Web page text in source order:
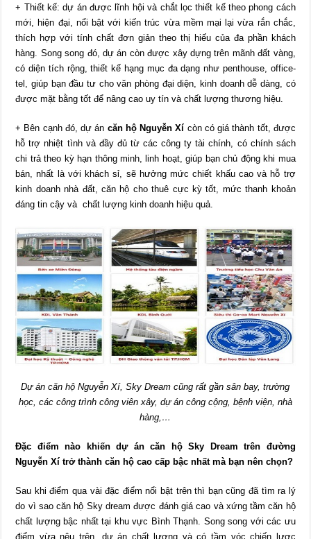
+ Thiết kế: dự án được lĩnh hội và chắt lọc thiết kế theo phong cách
mới, hiện đại, nổi bật với kiến trúc vừa mềm mại lại vừa rắn chắc,
thích hợp với tính chất đơn giản theo thị hiếu của đa phần khách
hàng. Song song đó, dự án còn được xây dựng trên mãnh đất vàng,
có diện tích rộng, thiết kế hạng mục đa dạng như penthouse, office-
tel, giúp bạn đầu tư cho văn phòng đại diện, kinh doanh dễ dàng, có
được mặt bằng tốt để nâng cao uy tín và chất lượng thương hiệu.
+ Bên cạnh đó, dự án căn hộ Nguyễn Xí còn có giá thành tốt, được
hỗ trợ nhiệt tình và đầy đủ từ các công ty tài chính, có chính sách
chi trả theo kỳ hạn thông minh, linh hoạt, giúp bạn chủ động khi mua
bán, nhất là với khách sỉ, sẽ hưởng mức chiết khấu cao và hỗ trợ
kinh doanh nhà đất, căn hộ cho thuê cực kỳ tốt, mức thanh khoản
đáng tin cậy và chất lượng kinh doanh hiệu quả.
Dự án căn hộ Nguyễn Xí, Sky Dream cũng rất gần sân bay, trường
học, các công trình công viên xây, dự án công cộng, bệnh viện, nhà
hàng,…
Đặc điểm nào khiến dự áncăn hộ Sky Dream trên đường
Nguyễn Xí trở thành căn hộ cao cấp bậc nhất mà bạn nên chọn?
Sau khi điểm qua vài đặc điểm nổi bật trên thì bạn cũng đã tìm ra lý
do vì sao căn hộ Sky dream được đánh giá cao và xứng tầm căn hộ
chất lượng bậc nhất tại khu vực Bình Thạnh. Song song với các ưu
điểm vừa nêu trên, dự án chất lượng và có tầm vóc chiến lược